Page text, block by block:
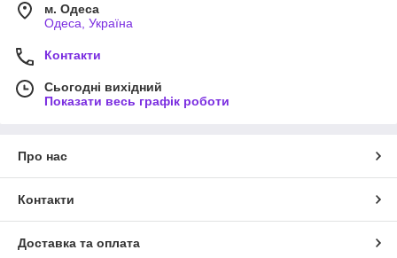
м. Одеса
Одеса, Україна
Контакти
Сьогодні вихідний
Показати весь графік роботи
Про нас
Контакти
Доставка та оплата